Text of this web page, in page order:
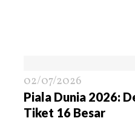
02/07/2026
Piala Dunia 2026:
Tiket 16 Besar